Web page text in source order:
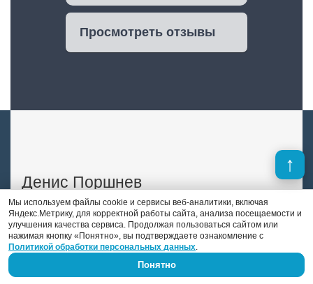
Просмотреть отзывы
Денис Поршнев
В отличие от многих конкурентов, в штате
«DS auto» есть опытный автоэлектрик-
диагност. Это Денис Поршнев, который
занимается автоэлектрикой уже 9 лет.
Мы используем файлы cookie и сервисы веб-аналитики, включая
Яндекс.Метрику, для корректной работы сайта, анализа посещаемости и
улучшения качества сервиса. Продолжая пользоваться сайтом или
нажимая кнопку «Понятно», вы подтверждаете ознакомление с
Политикой обработки персональных данных.
Понятно